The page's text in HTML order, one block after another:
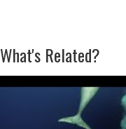
What's Related?